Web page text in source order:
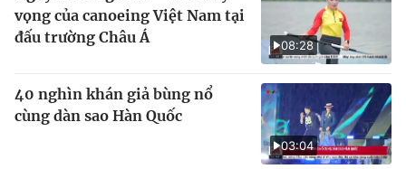
08:28
vọng của canoeing Việt Nam tại
đấu trường Châu Á
03:04
40 nghìn khán giả bùng nổ
cùng dàn sao Hàn Quốc